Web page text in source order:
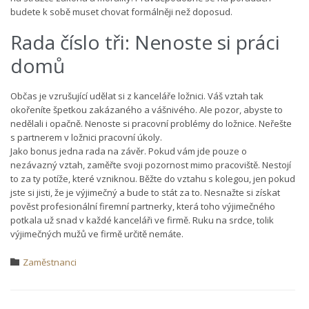
budete k sobě muset chovat formálněji než doposud.
Rada číslo tři: Nenoste si práci
domů
Občas je vzrušující udělat si z kanceláře ložnici. Váš vztah tak
okořeníte špetkou zakázaného a vášnivého. Ale pozor, abyste to
nedělali i opačně. Nenoste si pracovní problémy do ložnice. Neřešte
s partnerem v ložnici pracovní úkoly.
Jako bonus jedna rada na závěr. Pokud vám jde pouze o
nezávazný vztah, zaměřte svoji pozornost mimo pracoviště. Nestojí
to za ty potíže, které vzniknou. Běžte do vztahu s kolegou, jen pokud
jste si jisti, že je výjimečný a bude to stát za to. Nesnažte si získat
pověst profesionální firemní partnerky, která toho výjimečného
potkala už snad v každé kanceláři ve firmě. Ruku na srdce, tolik
výjimečných mužů ve firmě určitě nemáte.
 Category
Zaměstnanci